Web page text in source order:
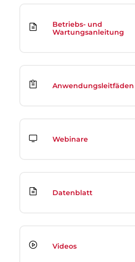
Betriebs- und
Wartungsanleitung
Anwendungsleitfäden
Webinare
Datenblatt
Videos